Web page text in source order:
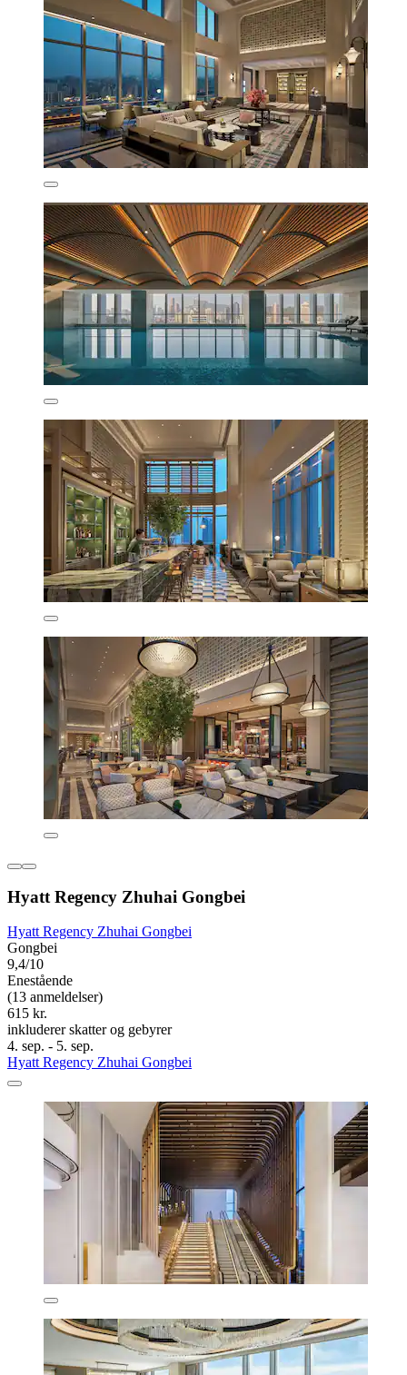
Hyatt Regency Zhuhai Gongbei
Hyatt Regency Zhuhai Gongbei
Gongbei
9,4/10
Enestående
(13 anmeldelser)
615 kr.
inkluderer skatter og gebyrer
4. sep. - 5. sep.
Hyatt Regency Zhuhai Gongbei